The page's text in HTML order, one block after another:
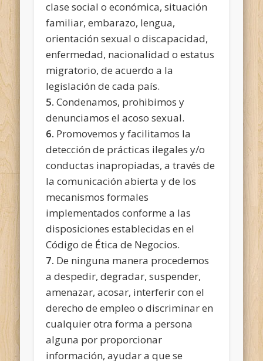
clase social o económica, situación
familiar, embarazo, lengua,
orientación sexual o discapacidad,
enfermedad, nacionalidad o estatus
migratorio, de acuerdo a la
legislación de cada país.
5. Condenamos, prohibimos y
denunciamos el acoso sexual.
6. Promovemos y facilitamos la
detección de prácticas ilegales y/o
conductas inapropiadas, a través de
la comunicación abierta y de los
mecanismos formales
implementados conforme a las
disposiciones establecidas en el
Código de Ética de Negocios.
7. De ninguna manera procedemos
a despedir, degradar, suspender,
amenazar, acosar, interferir con el
derecho de empleo o discriminar en
cualquier otra forma a persona
alguna por proporcionar
información, ayudar a que se